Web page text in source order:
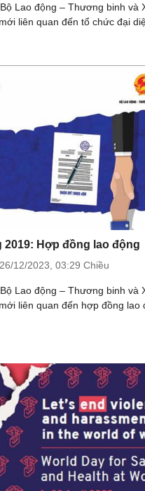
Lao động – Thương binh và
liên quan đến tổ chức đại
2019: Hợp đồng lao động
26/12/2023, 03:29 Chiều
Lao động – Thương binh và
liên quan đến hợp đồng lao